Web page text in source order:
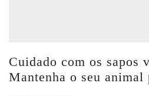
Cuidado com os sapos
Mantenha o seu animal